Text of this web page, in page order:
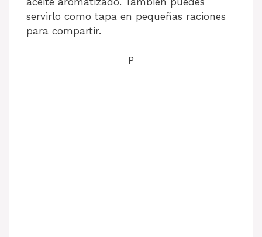
servirlo como tapa en pequeñas raciones
para compartir.
P